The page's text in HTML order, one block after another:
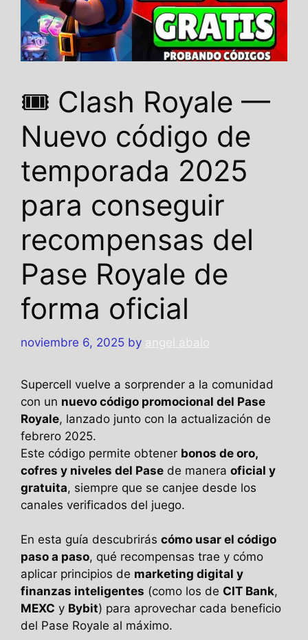
🎟️ Clash Royale —
Nuevo código de
temporada 2025
para conseguir
recompensas del
Pase Royale de
forma oficial
noviembre 6, 2025 by angel abalo
Supercell vuelve a sorprender a la comunidad
con un nuevo código promocional del Pase
Royale, lanzado junto con la actualización de
febrero 2025.
Este código permite obtener bonos de oro,
cofres y niveles del Pase de manera oficial y
gratuita, siempre que se canjee desde los
canales verificados del juego.
En esta guía descubrirás cómo usar el código
paso a paso, qué recompensas trae y cómo
aplicar principios de marketing digital y
finanzas inteligentes (como los de CIT Bank,
MEXC y Bybit) para aprovechar cada beneficio
del Pase Royale al máximo.